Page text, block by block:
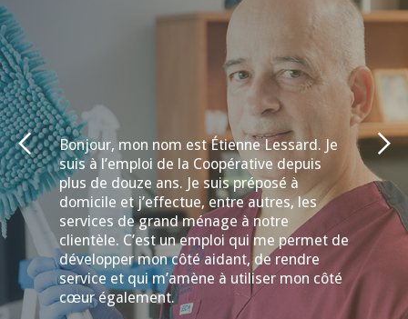
Bonjour, mon nom est Étienne Lessard. Je
suis à l’emploi de la Coopérative depuis
plus de douze ans. Je suis préposé à
domicile et j’effectue, entre autres, les
services de grand ménage à notre
clientèle. C’est un emploi qui me permet de
développer mon côté aidant, de rendre
service et qui m’amène à utiliser mon côté
cœur également.